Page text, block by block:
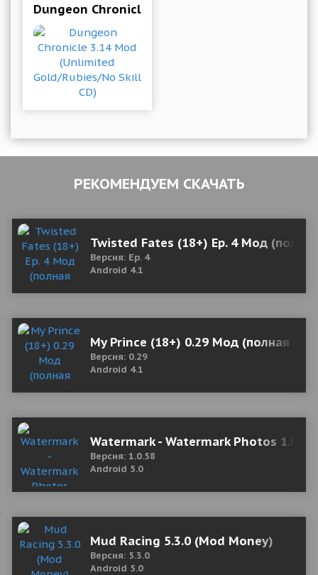
Dungeon Chronicle 3.14 Mod (Unlimited Gold/
РЕКОМЕНДУЕМ СКАЧАТЬ
Twisted Fates (18+) Ep. 4 Мод
Версия: Ep. 4
Android 4.1
My Prince (18+) 0.29 Мод (полная
Версия: 0.29
Android 4.1
Watermark - Watermark Photos
Версия: 1.0.58
Android 5.0
Mud Racing 5.3.0 (Mod Money)
Версия: 5.3.0
Android 5.0